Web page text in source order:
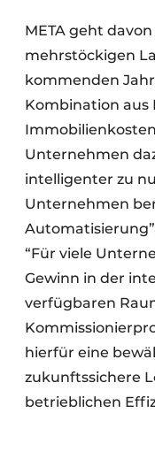
META geht
mehrstöckigen
kommenden
Kombination aus
Unternehmen
intelligenter zu
Unternehmen
“Für viele
Gewinn in der
verfügbaren
hierfür eine
zukunftssichere
betrieblichen